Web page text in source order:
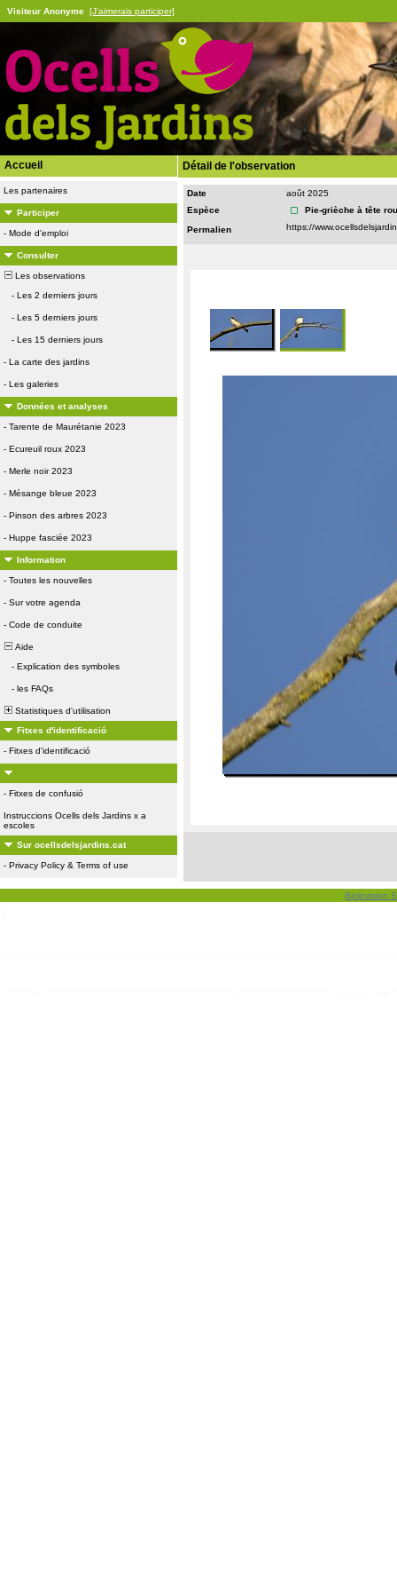
Visiteur Anonyme [J'aimerais participer]
Accueil
Les partenaires
Participer
- Mode d'emploi
Consulter
Les observations
- Les 2 derniers jours
- Les 5 derniers jours
- Les 15 derniers jours
- La carte des jardins
- Les galeries
Données et analyses
- Tarente de Maurétanie 2023
- Ecureuil roux 2023
- Merle noir 2023
- Mésange bleue 2023
- Pinson des arbres 2023
- Huppe fasciée 2023
Information
- Toutes les nouvelles
- Sur votre agenda
- Code de conduite
Aide
- Explication des symboles
- les FAQs
Statistiques d'utilisation
Fitxes d'identificació
- Fitxes d'identificació
- Fitxes de confusió
Instruccions Ocells dels Jardins x a
escoles
Sur ocellsdelsjardins.cat
- Privacy Policy & Terms of use
Détail de l'observation
Date
août 2025
Espèce
Pie-grièche à tête
Permalien
Biolovision